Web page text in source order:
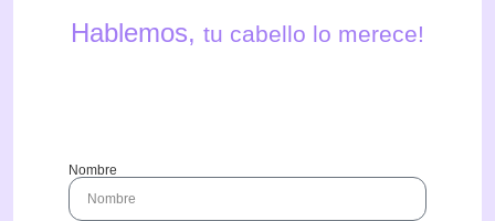
Hablemos, tu cabello lo merece!
Nombre